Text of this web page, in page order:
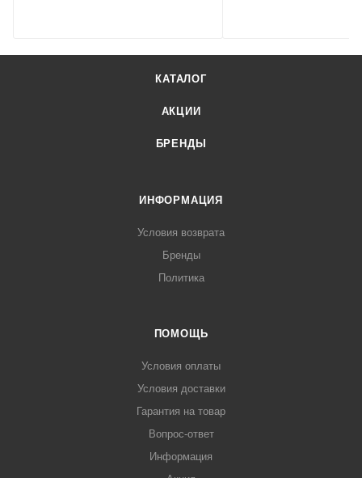
КАТАЛОГ
АКЦИИ
БРЕНДЫ
ИНФОРМАЦИЯ
Условия возврата
Бренды
Политика
ПОМОЩЬ
Условия оплаты
Условия доставки
Гарантия на товар
Вопрос-ответ
Информация